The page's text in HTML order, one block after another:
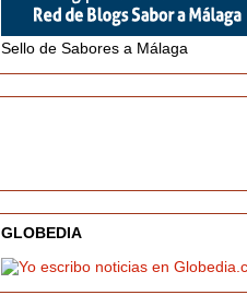
Sello de Sabores a Málaga
GLOBEDIA